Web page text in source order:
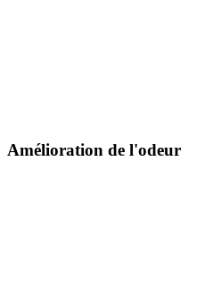
Amélioration de l'odeur